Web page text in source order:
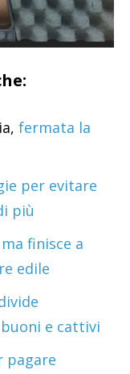
fermata la
per evitare
più
ma finisce a
edile
e cattivi
pagare